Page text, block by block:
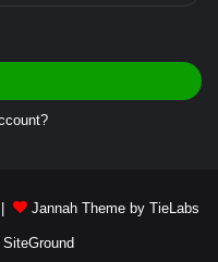
Jannah Theme by TieLabs
SiteGround